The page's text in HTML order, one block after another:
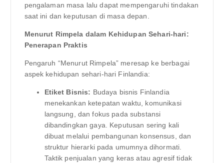
pengalaman masa lalu dapat mempengaruhi tindakan
saat ini dan keputusan di masa depan.
Menurut Rimpela dalam Kehidupan Sehari-hari:
Penerapan Praktis
Pengaruh “Menurut Rimpela” meresap ke berbagai
aspek kehidupan sehari-hari Finlandia:
Etiket Bisnis: Budaya bisnis Finlandia
menekankan ketepatan waktu, komunikasi
langsung, dan fokus pada substansi
dibandingkan gaya. Keputusan sering kali
dibuat melalui pembangunan konsensus, dan
struktur hierarki pada umumnya dihormati.
Taktik penjualan yang keras atau agresif tidak